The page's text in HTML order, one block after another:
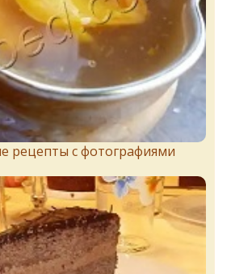
рецепты с фотографиями